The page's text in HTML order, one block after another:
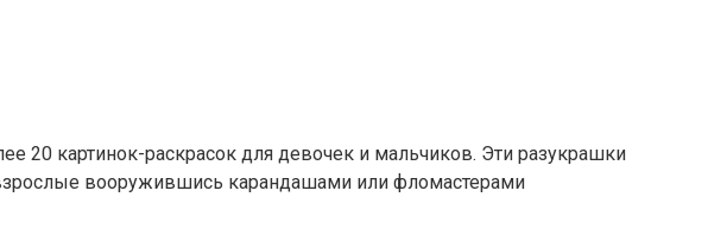
20 картинок-раскрасок для девочек и мальчиков. Эти разукрашки
вооружившись карандашами или фломастерами